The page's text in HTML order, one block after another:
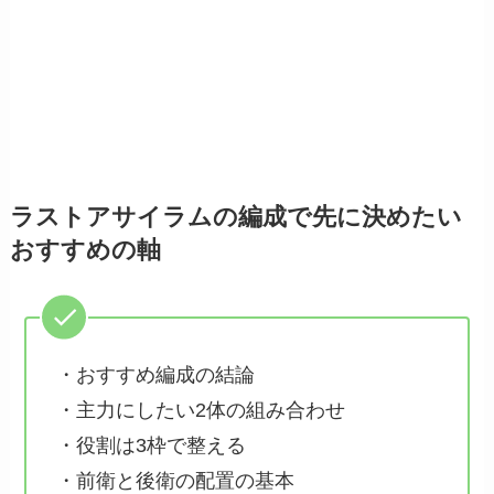
ラストアサイラムの編成で先に決めたい
おすすめの軸
・おすすめ編成の結論
・主力にしたい2体の組み合わせ
・役割は3枠で整える
・前衛と後衛の配置の基本